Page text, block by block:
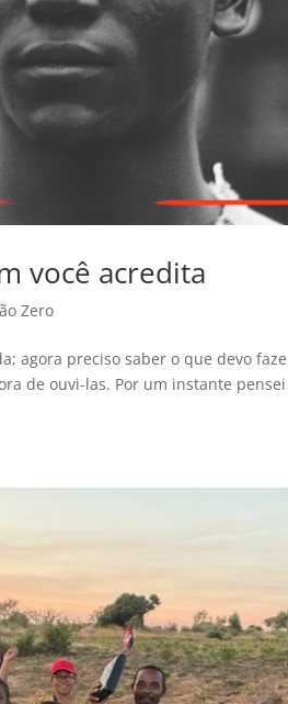
você acredita
Zero
agora preciso saber o que devo
de ouvi-las. Por um instante